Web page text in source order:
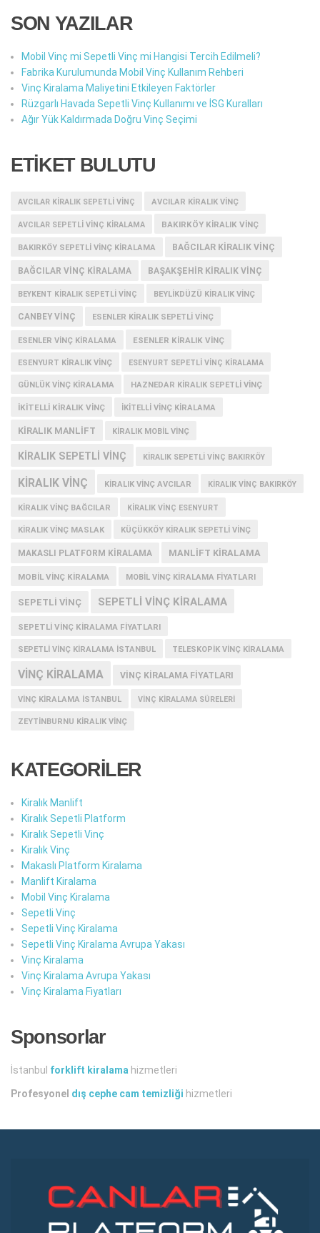
SON YAZILAR
Mobil Vinç mi Sepetli Vinç mi Hangisi Tercih Edilmeli?
Fabrika Kurulumunda Mobil Vinç Kullanım Rehberi
Vinç Kiralama Maliyetini Etkileyen Faktörler
Rüzgarlı Havada Sepetli Vinç Kullanımı ve İSG Kuralları
Ağır Yük Kaldırmada Doğru Vinç Seçimi
ETİKET BULUTU
AVCILAR KIRALIK SEPETLI VINÇ AVCILAR KIRALIK VINÇ
AVCILAR SEPETLI VINÇ KIRALAMA BAKIRKÖY KIRALIK VINÇ
BAKIRKÖY SEPETLI VINÇ KIRALAMA BAĞCILAR KIRALIK VINÇ
BAĞCILAR VINÇ KIRALAMA BAŞAKŞEHIR KIRALIK VINÇ
BEYKENT KIRALIK SEPETLI VINÇ BEYLIKDÜZÜ KIRALIK VINÇ
CANBEY VINÇ ESENLER KIRALIK SEPETLI VINÇ
ESENLER VINÇ KIRALAMA ESENLER KIRALIK VINÇ
ESENYURT KIRALIK VINÇ ESENYURT SEPETLI VINÇ KIRALAMA
GÜNLÜK VINÇ KIRALAMA HAZNEDAR KIRALIK SEPETLI VINÇ
IKITELLI KIRALIK VINÇ IKITELLI VINÇ KIRALAMA
KIRALIK MANLIFT KIRALIK MOBIL VINÇ
KIRALIK SEPETLI VINÇ KIRALIK SEPETLI VINÇ BAKIRKÖY
KIRALIK VINÇ KIRALIK VINÇ AVCILAR KIRALIK VINÇ BAKIRKÖY
KIRALIK VINÇ BAĞCILAR KIRALIK VINÇ ESENYURT
KIRALIK VINÇ MASLAK KÜÇÜKKÖY KIRALIK SEPETLI VINÇ
MAKASLI PLATFORM KIRALAMA MANLIFT KIRALAMA
MOBIL VINÇ KIRALAMA MOBIL VINÇ KIRALAMA FIYATLARI
SEPETLI VINÇ SEPETLI VINÇ KIRALAMA
SEPETLI VINÇ KIRALAMA FIYATLARI
SEPETLI VINÇ KIRALAMA İSTANBUL TELESKOPIK VINÇ KIRALAMA
VINÇ KIRALAMA VINÇ KIRALAMA FIYATLARI
VINÇ KIRALAMA ISTANBUL VINÇ KIRALAMA SÜRELERI
ZEYTINBURNU KIRALIK VINÇ
KATEGORİLER
Kiralık Manlift
Kiralık Sepetli Platform
Kiralık Sepetli Vinç
Kiralık Vinç
Makaslı Platform Kiralama
Manlift Kiralama
Mobil Vinç Kiralama
Sepetli Vinç
Sepetli Vinç Kiralama
Sepetli Vinç Kiralama Avrupa Yakası
Vinç Kiralama
Vinç Kiralama Avrupa Yakası
Vinç Kiralama Fiyatları
Sponsorlar
İstanbul forklift kiralama hizmetleri
Profesyonel dış cephe cam temizliği hizmetleri